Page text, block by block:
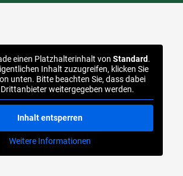
einen Platzhalterinhalt von Standard.
Inhalt zuzugreifen, klicken Sie
unten. Bitte beachten Sie, dass dabei
weitergegeben werden.
Inhalt entsperren
Weitere Informationen